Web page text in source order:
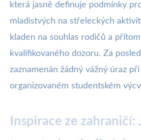
která jasně definuje podmínky
mladistvých na střeleckých
kladen na souhlas rodičů a
kvalifikovaného dozoru. Za
zaznamenán žádný vážný úraz
organizovaném studentském
Inspirace ze zahraničí: